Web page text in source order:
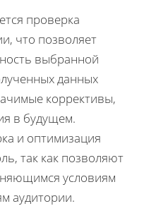
проверка
что позволяет
выбранной
данных
коррективы,
в будущем.
и оптимизация
так как позволяют
условиям
аудитории.